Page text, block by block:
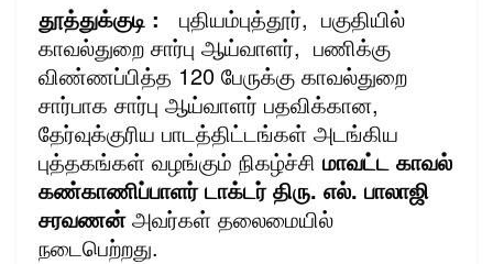
தூத்துக்குடி :
புதியம்புத்தூர், பகுதியில்
காவல்துறை சார்பு ஆய்வாளர், பணிக்கு
விண்ணப்பித்த 120 பேருக்கு காவல்துறை
சார்பாக சார்பு ஆய்வாளர் பதவிக்கான,
தேர்வுக்குரிய பாடத்திட்டங்கள் அடங்கிய
புத்தகங்கள் வழங்கும் நிகழ்ச்சி மாவட்ட காவல்
கண்காணிப்பாளர் டாக்டர் திரு. எல். பாலாஜி
சரவணன்அவர்கள் தலைமையில்
நடைபெற்றது.